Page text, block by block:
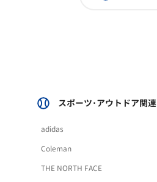
スポーツ･アウトドア関連
adidas
Coleman
THE NORTH FACE